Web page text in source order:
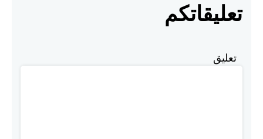
تعليقاتكم
تعليق